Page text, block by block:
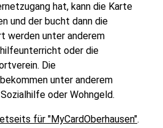
hat, kann die Karte
und der bucht dann die
werden unter anderem
oder die
Die
unter anderem
oder Wohngeld.
für "MyCardOberhausen".